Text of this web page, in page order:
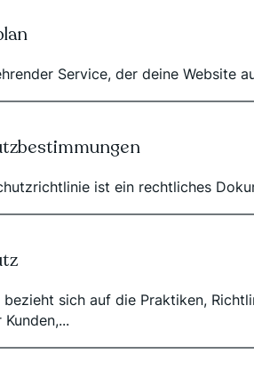
Service, der deine Website
ist ein rechtliches
sich auf die Praktiken,